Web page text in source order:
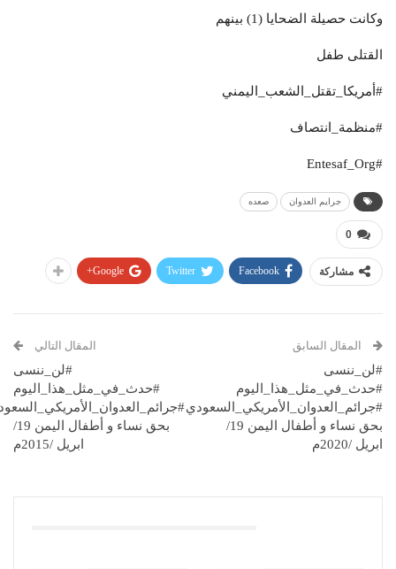
وكانت حصيلة الضحايا (1) بينهم
القتلى طفل
#أمريكا_تقتل_الشعب_اليمني
#منظمة_انتصاف
#Entesaf_Org
جرايم العدوان صعده
0
مشاركة Facebook
Twitter
Google+
المقال السابق
#لن_ننسى
#حدث_في_مثل_هذا_اليوم
#جرائم_العدوان_الأمريكي_السعودي
بحق نساء و أطفال اليمن 19/
ابريل /2020م
المقال التالي
#لن_ننسى
#حدث_في_مثل_هذا_اليوم
بحق نساء و أطفال اليمن 19/
ابريل /2015م